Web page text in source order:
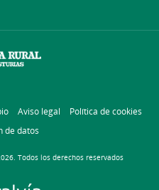
Aviso legal
Política de cookies
de datos
Todos los derechos reservados